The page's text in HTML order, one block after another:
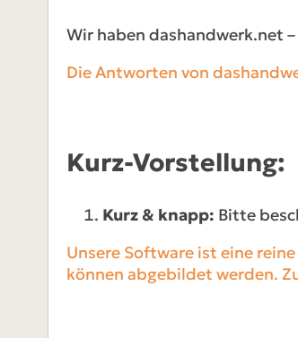
Wir haben dashandwerk.net
Die Antworten von
Kurz-Vorstellung:
Kurz & knapp: Bitte
Unsere Software ist eine
können abgebildet werden.